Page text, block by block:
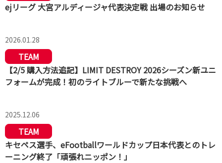
ejリーグ 大宮アルディージャ代表決定戦 出場のお知らせ
2026.01.28
TEAM
【2/5 購入方法追記】LIMIT DESTROY 2026シーズン新ユニ
フォームが完成！初のライトブルーで新たな挑戦へ
2025.12.06
TEAM
キセペス選手、eFootballワールドカップ日本代表とのトレ
ーニング終了「頑張れニッポン！」